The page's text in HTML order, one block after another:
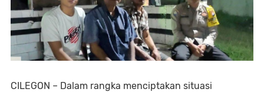
CILEGON – Dalam rangka menciptakan situasi